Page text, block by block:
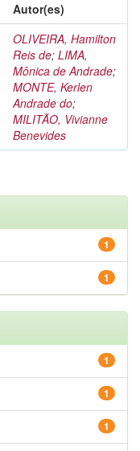
Autor(es)
OLIVEIRA, Hamilton
Reis de; LIMA,
Mônica de Andrade;
MONTE, Kerlen
Andrade do;
MILITÃO, Vivianne
Benevides
1
1
1
1
1